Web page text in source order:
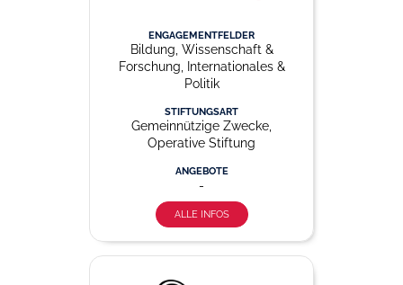
ENGAGEMENTFELDER
Bildung, Wissenschaft &
Forschung, Internationales &
Politik
STIFTUNGSART
Gemeinnützige Zwecke,
Operative Stiftung
ANGEBOTE
-
ALLE INFOS